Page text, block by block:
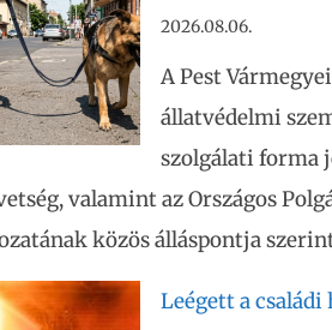
2026.08.06.
A Pest
állatvédelmi
szolgálati forma
valamint az Országos
közös álláspontja
Leégett a családi